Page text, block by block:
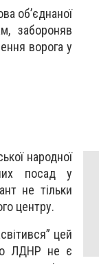
об’єднаної
забороняв
ворога у
народної
посад у
не тільки
центру.
цей
ЛДНР не є